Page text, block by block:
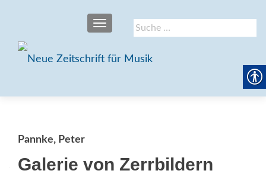
Suche
nach:
SCHALTE NAVIGATION
Pannke, Peter
Galerie von Zerrbildern